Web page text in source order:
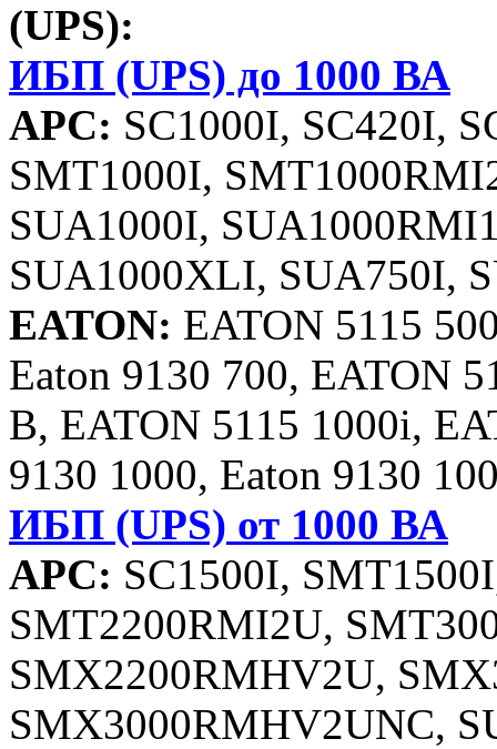
(UPS):
ИБП (UPS) до 1000 ВА
APC: SC1000I, SC420I,
SMT1000I,
SUA1000I,
SUA1000XLI, SUA750I,
EATON: EATON 5115
Eaton 9130 700, EATON
B, EATON 5115 1000i,
9130 1000, Eaton 9130
ИБП (UPS) от 1000 ВА
APC: SC1500I,
SMT2200RMI2U,
SMX2200RMHV2U,
SMX3000RMHV2UNC,